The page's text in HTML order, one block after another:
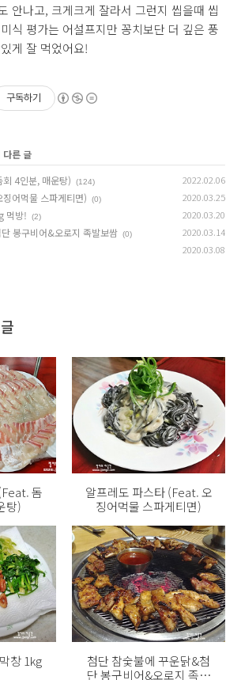
안나고, 크게크게 잘라서 그런지 씹을때 씹
식 평가는 어설프지만 꽁치보단 더 깊은 풍
게 잘 먹었어요!
구독하기
다른 글
4인분, 매운탕)
(124) 2022.02.06
어먹물 스파게티면) (0) 2020.03.25
먹방! (2) 2020.03.20
봉구비어&오로지 족발보쌈 (0) 2020.03.14
2020.03.08
돔
탕)
알프레도 파스타 (Feat. 오
징어먹물 스파게티면)
창 1kg
첨단 참숯불에 꾸운닭&첨
단 봉구비어&오로지 족발